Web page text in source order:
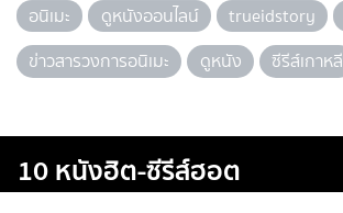
อนิเมะ
ดูหนังออนไลน์ trueidstory
ข่าวสารวงการอนิเมะ
ดูหนัง ซีรีส์เกาหลี
10 หนังฮิต-ซีรีส์ฮอต